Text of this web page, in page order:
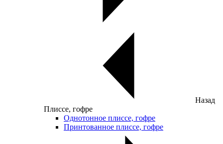
Назад
Плиссе, гофре
Однотонное плиссе, гофре
Принтованное плиссе, гофре